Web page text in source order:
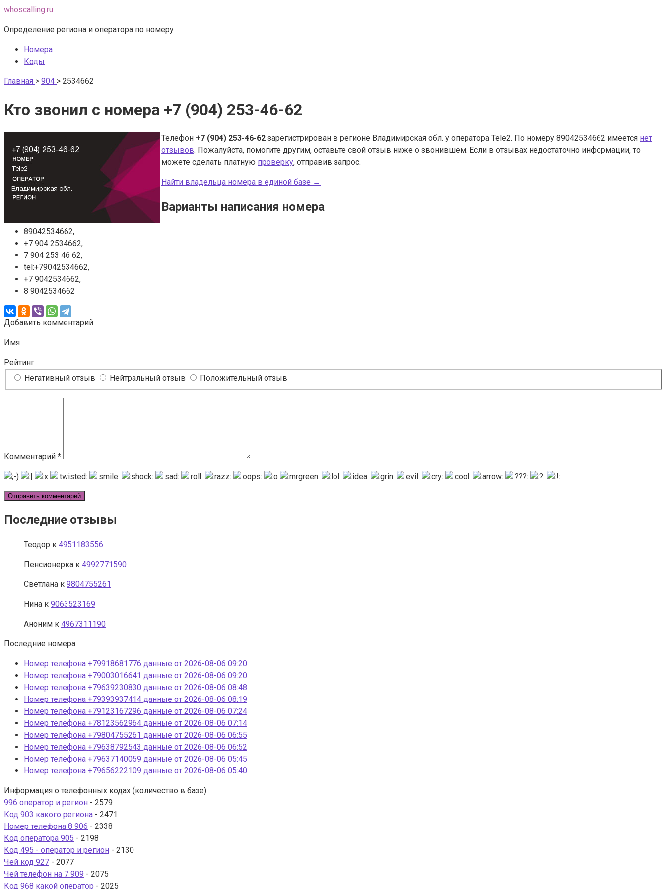
Перейти
контенту
whoscalling.ru
Определение региона и оператора по номеру
Номера
Коды
Главная > 904 > 2534662
Кто звонил с номера +7 (904) 253-46-62
Телефон +7 (904) 253-46-62 зарегистрирован в регионе Владимирская обл. у оператора Tele2. По номеру 89042534662 имеется нет
отзывов. Пожалуйста, помогите другим, оставьте свой отзыв ниже о звонившем. Если в отзывах недостаточно информации, то
можете сделать платную проверку, отправив запрос.
Найти владельца номера в единой базе →
Варианты написания номера
89042534662,
+7 904 2534662,
7 904 253 46 62,
tel:+79042534662,
+7 9042534662,
8 9042534662
Добавить комментарий
Имя
Рейтинг
Негативный отзыв
Нейтральный отзыв Положительный отзыв
Комментарий *
Последние отзывы
Теодор к 4951183556
Пенсионерка к 4992771590
Светлана к 9804755261
Нина к 9063523169
Аноним к 4967311190
Последние номера
Номер телефона +79918681776 данные от 2026-08-06 09:20
Номер телефона +79003016641 данные от 2026-08-06 09:20
Номер телефона +79639230830 данные от 2026-08-06 08:48
Номер телефона +79393937414 данные от 2026-08-06 08:19
Номер телефона +79123167296 данные от 2026-08-06 07:24
Номер телефона +78123562964 данные от 2026-08-06 07:14
Номер телефона +79804755261 данные от 2026-08-06 06:55
Номер телефона +79638792543 данные от 2026-08-06 06:52
Номер телефона +79637140059 данные от 2026-08-06 05:45
Номер телефона +79656222109 данные от 2026-08-06 05:40
Информация о телефонных кодах (количество в базе)
996 оператор и регион - 2579
Код 903 какого региона - 2471
Номер телефона 8 906 - 2338
Код оператора 905 - 2198
Код 495 - оператор и регион - 2130
Чей код 927 - 2077
Чей телефон на 7 909 - 2075
Код 968 какой оператор - 2025